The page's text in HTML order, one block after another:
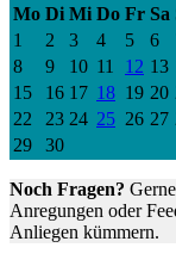
Mo Di Mi Do Fr Sa
1
2 3 4 5 6
8
9 10 11 12 13
15
16 17 18 19 20
22
23 24 25 26 27
29
30
Noch Fragen?
Anregungen oder
Anliegen kümmern.